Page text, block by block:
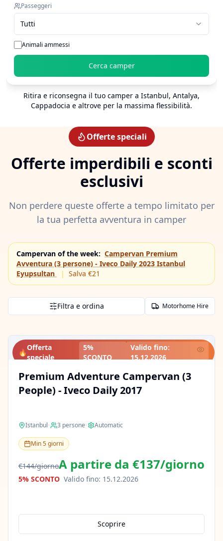
Passeggeri
Tutti
Animali ammessi
Cerca camper
Ritira e riconsegna il tuo camper a Istanbul, Antalya,
Cappadocia e altrove per la massima flessibilità.
Offerte speciali
Offerte imperdibili e sconti
esclusivi
Non perdere queste offerte a tempo limitato per
la tua perfetta avventura in camper
Campervan of the week: Campervan Premium
Avventura (3 persone) - Iveco Daily 2023 Istanbul
Eyupsultan
| Salva €21
Filtra e ordina Motorhome Hire
🔥
Offerta
speciale
5%
SCONTO
Valido fino:
15.12.2026
Premium Adventure Campervan (3
People) - Iveco Daily 2017
Istanbul• 3 persone• Automatic
Min5giorni
€144/giornoA partire da €137/giorno
5% SCONTO Valido fino: 15.12.2026
Scoprire